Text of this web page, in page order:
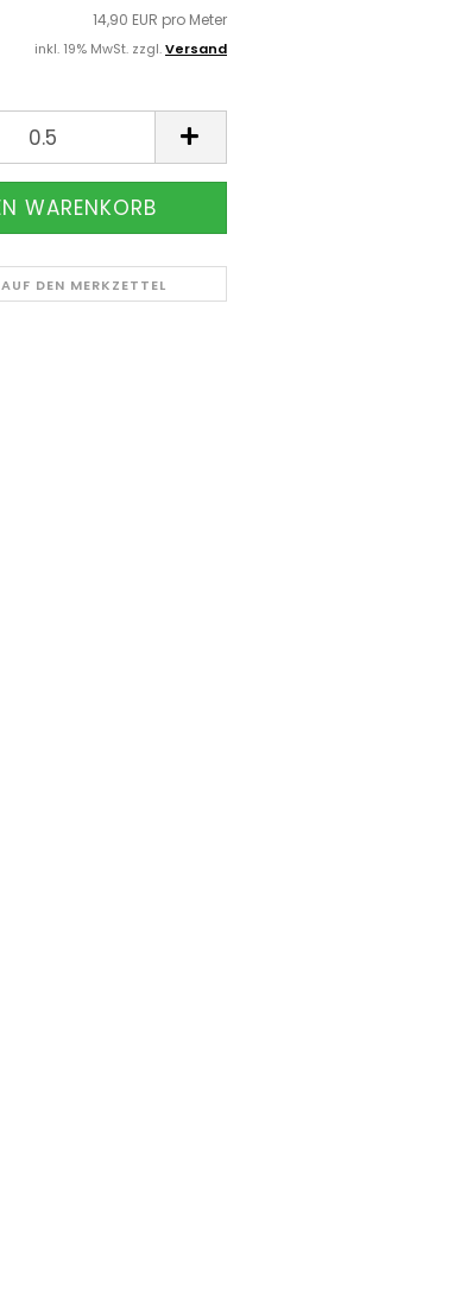
14,90 EUR pro Meter
inkl. 19% MwSt. zzgl.Versand
AUF DEN MERKZETTEL